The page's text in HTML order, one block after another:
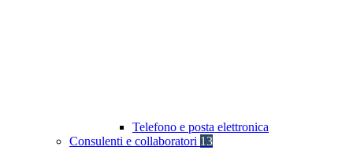
Telefono e posta elettronica
Consulenti e collaboratori 13